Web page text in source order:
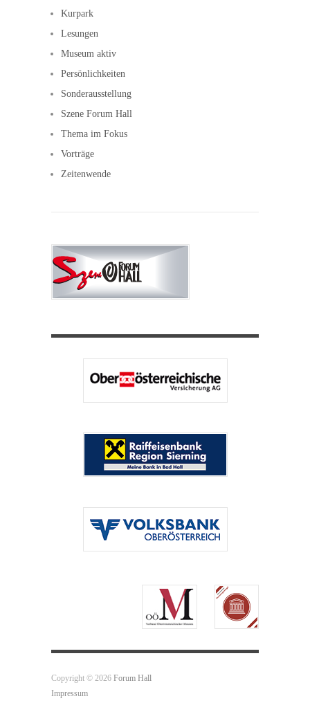
Kurpark
Lesungen
Museum aktiv
Persönlichkeiten
Sonderausstellung
Szene Forum Hall
Thema im Fokus
Vorträge
Zeitenwende
Copyright © 2026 Forum Hall
Impressum